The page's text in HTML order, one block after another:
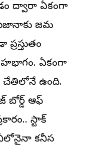
ద్వారా ఏకంగా
ఖజానాకు జమ
ఏకంగా
చేతిలోనే ఉంది.
బోర్డ్ ఆఫ్
స్టాక్
కనీస